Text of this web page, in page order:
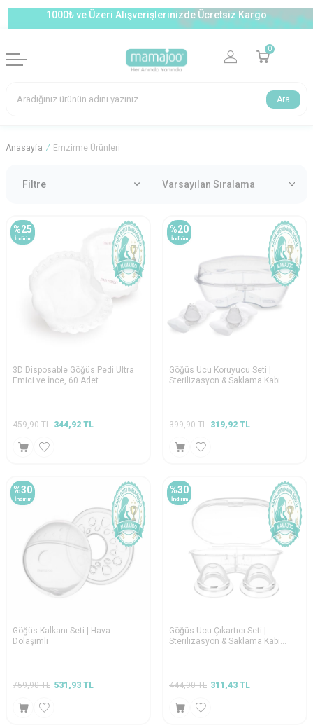
1000₺ ve Üzeri Alışverişlerinizde Ücretsiz Kargo
0
Ara
Anasayfa / Emzirme Ürünleri
Filtre
%25
İndirim
3D Disposable Göğüs Pedi Ultra
Emici ve İnce, 60 Adet
459,90TL 344,92 TL
%20
İndirim
Göğüs Ucu Koruyucu Seti |
Sterilizasyon & Saklama Kabı
399,90TL 319,92 TL
%30
İndirim
Göğüs Kalkanı Seti | Hava
Dolaşımlı
759,90TL 531,93 TL
%30
İndirim
Göğüs Ucu Çıkartıcı Seti |
Sterilizasyon & Saklama Kabı
444,90TL 311,43 TL